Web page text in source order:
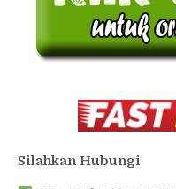
Silahkan Hubungi